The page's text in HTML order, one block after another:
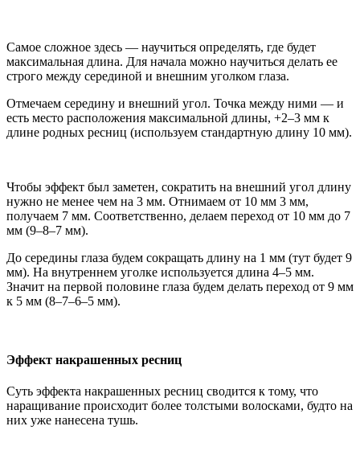
Самое сложное здесь — научиться определять, где будет
максимальная длина. Для начала можно научиться делать ее
строго между серединой и внешним уголком глаза.
Отмечаем середину и внешний угол. Точка между ними — и
есть место расположения максимальной длины, +2–3 мм к
длине родных ресниц (используем стандартную длину 10 мм).
Чтобы эффект был заметен, сократить на внешний угол длину
нужно не менее чем на 3 мм. Отнимаем от 10 мм 3 мм,
получаем 7 мм. Соответственно, делаем переход от 10 мм до 7
мм (9–8–7 мм).
До середины глаза будем сокращать длину на 1 мм (тут будет 9
мм). На внутреннем уголке используется длина 4–5 мм.
Значит на первой половине глаза будем делать переход от 9 мм
к 5 мм (8–7–6–5 мм).
Эффект накрашенных ресниц
Суть эффекта накрашенных ресниц сводится к тому, что
наращивание происходит более толстыми волосками, будто на
них уже нанесена тушь.